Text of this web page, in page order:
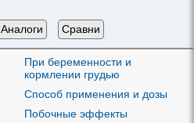
Аналоги Сравни
При беременности и
кормлении грудью
Способ применения и дозы
Побочные эффекты